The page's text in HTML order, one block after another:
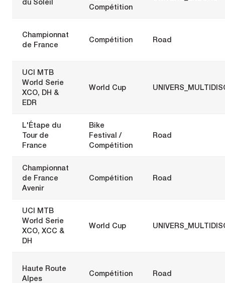
Compétition
Championnat
de France
Compétition Road
UCI MTB
World Serie
XCO, DH &
EDR
World Cup
L'Étape du
Tour de
France
Bike
Festival /
Compétition
Road
Championnat
de France
Avenir
Compétition Road
UCI MTB
World Serie
XCO, XCC &
DH
World Cup
Haute Route
Alpes
Compétition Road